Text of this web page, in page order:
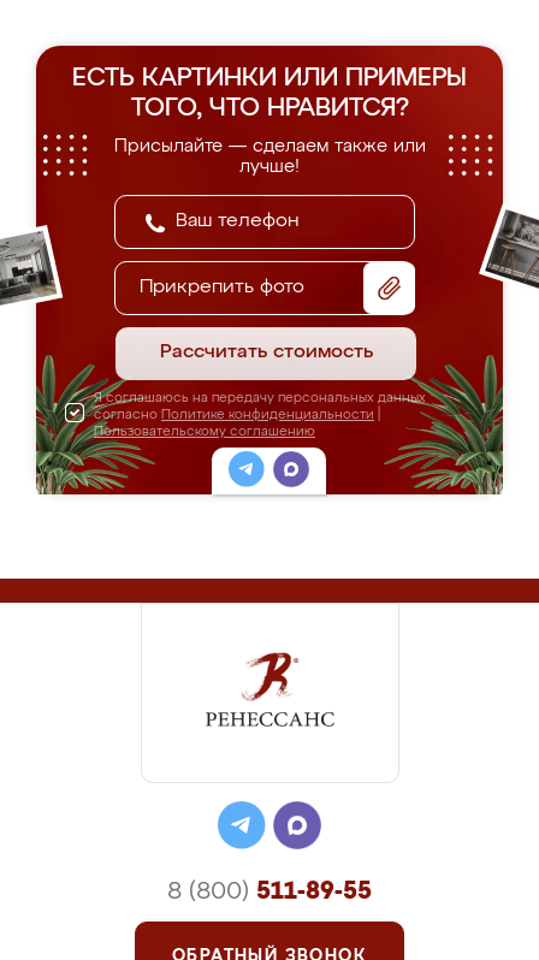
ЕСТЬ КАРТИНКИ ИЛИ ПРИМЕРЫ
ТОГО, ЧТО НРАВИТСЯ?
Присылайте — сделаем также или
лучше!
Прикрепить фото
Рассчитать стоимость
Я соглашаюсь на передачу персональных данных
согласно Политике конфиденциальности
Пользовательскому соглашению
8 (800) 511-89-55
ОБРАТНЫЙ ЗВОНОК